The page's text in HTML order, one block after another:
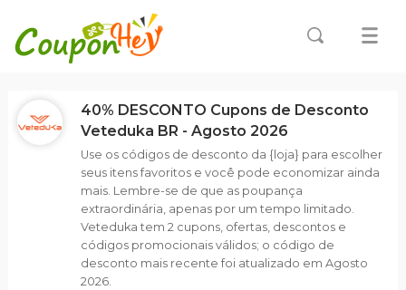
40% DESCONTO Cupons de Desconto
Veteduka BR - Agosto 2026
Use os códigos de desconto da {loja} para escolher
seus itens favoritos e você pode economizar ainda
mais. Lembre-se de que as poupança
extraordinária, apenas por um tempo limitado.
Veteduka tem 2 cupons, ofertas, descontos e
códigos promocionais válidos; o código de
desconto mais recente foi atualizado em Agosto
2026.